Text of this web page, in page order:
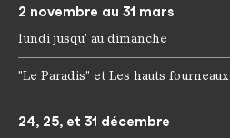
2 novembre au 31 mars
lundi jusqu' au dimanche
"Le Paradis" et Les hauts fourneaux
24, 25, et 31 décembre